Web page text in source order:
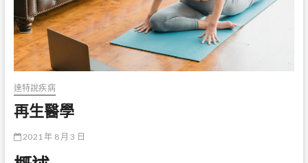
達特說疾病
再生醫學
2021 年 8 月 3 日